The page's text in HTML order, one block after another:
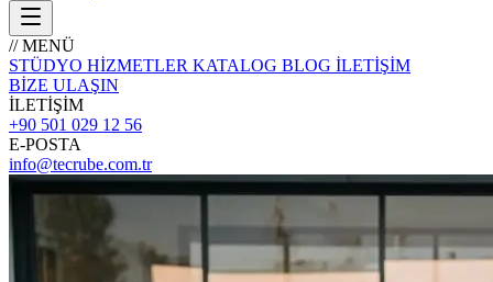
// MENÜ
STÜDYO HİZMETLER KATALOG BLOG İLETİŞİM
BİZE ULAŞIN
İLETİŞİM
+90 501 029 12 56
E-POSTA
info@tecrube.com.tr